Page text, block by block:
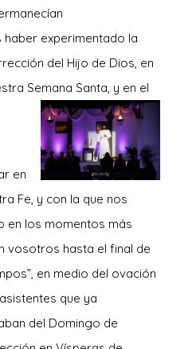
experimentado la
del Hijo de Dios, en
Semana Santa, y en el
en
Fe, y con la que nos
en los momentos más
vosotros hasta el final de
en medio del ovación
que ya
del Domingo de